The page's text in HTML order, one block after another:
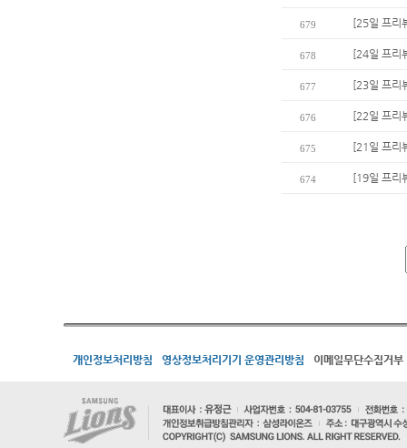
679 [25일 프리
678 [24일 프리
677 [23일 프리
676 [22일 프리
675 [21일 프리
674 [19일 프리
개인정보처리방침 영상정보처리기기 운영관리방침 이메일무단수집거부